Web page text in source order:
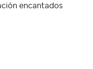
encantados